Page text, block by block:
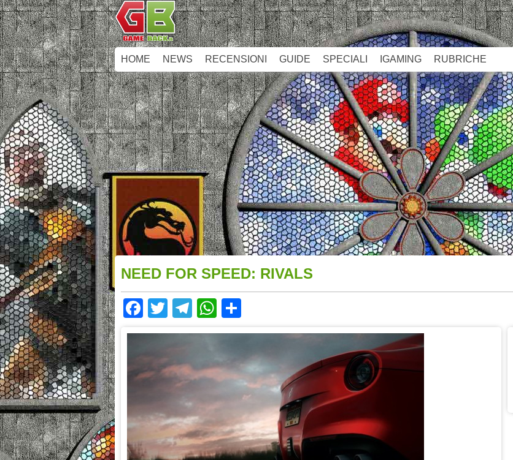
HOME NEWS RECENSIONI GUIDE SPECIALI IGAMING RUBRICHE
NEED FOR SPEED: RIVALS
Facebook
TwitterTelegram
WhatsApp